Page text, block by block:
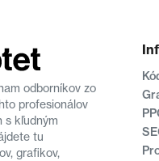
odborníkov zo
profesionálov
s kľudným
tu
grafikov,